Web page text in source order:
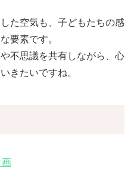
た空気も、子どもたちの感
要素です。
不思議を共有しながら、心
きたいですね。
画